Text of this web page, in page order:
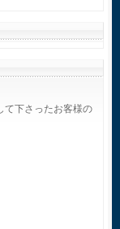
下さったお客様の